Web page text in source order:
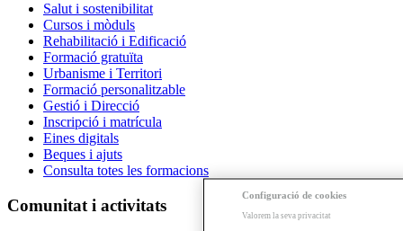
Salut i sostenibilitat
Cursos i mòduls
Rehabilitació i Edificació
Formació gratuïta
Urbanisme i Territori
Formació personalitzable
Gestió i Direcció
Inscripció i matrícula
Eines digitals
Beques i ajuts
Consulta totes les formacions
Comunitat i activitats
Configuració de cookies
Valorem la seva privacitat